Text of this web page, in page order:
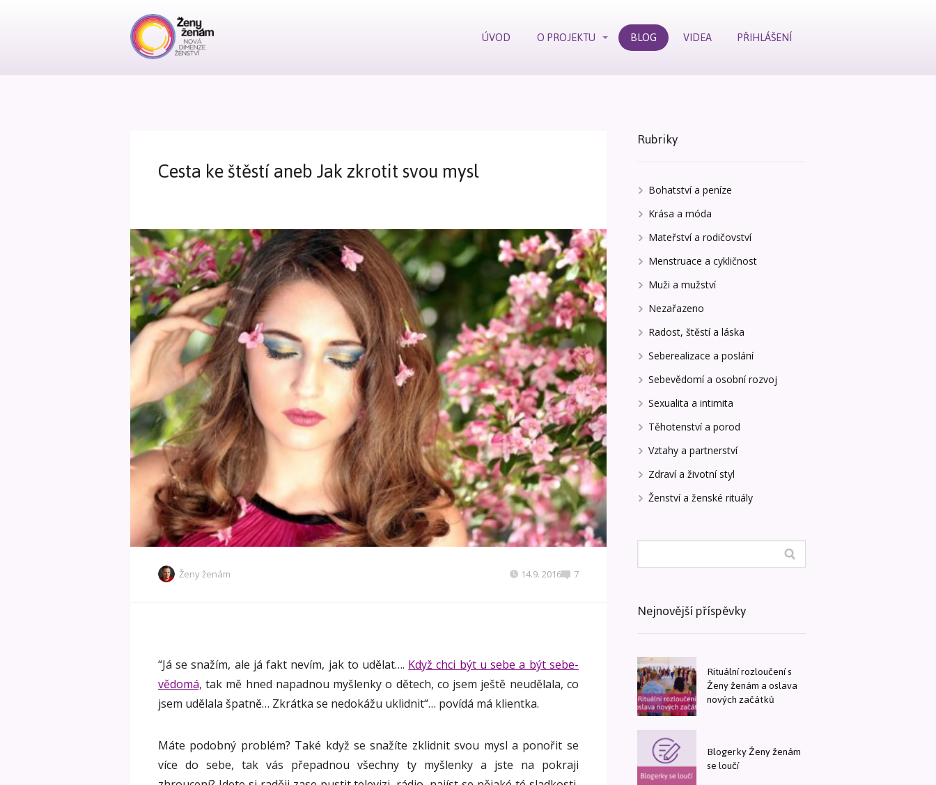
ÚVOD O PROJEKTU BLOG VIDEA PŘIHLÁŠENÍ
Cesta ke štěstí aneb Jak zkrotit svou mysl
Ženy ženám 14.9. 2016 7
“Já se snažím, ale já fakt nevím, jak to udělat…. Když chci být u sebe a být sebe-
vědomá, tak mě hned napadnou myšlenky o dětech, co jsem ještě neudělala, co
jsem udělala špatně… Zkrátka se nedokážu uklidnit“… povídá má klientka.
Máte podobný problém? Také když se snažíte zklidnit svou mysl a ponořit se
více do sebe, tak vás přepadnou všechny ty myšlenky a jste na pokraji
Rubriky
Bohatství a peníze
Krása a móda
Mateřství a rodičovství
Menstruace a cykličnost
Muži a mužství
Nezařazeno
Radost, štěstí a láska
Seberealizace a poslání
Sebevědomí a osobní rozvoj
Sexualita a intimita
Těhotenství a porod
Vztahy a partnerství
Zdraví a životní styl
Ženství a ženské rituály
Nejnovější příspěvky
Rituální rozloučení s
Ženy ženám a oslava
nových začátků
Blogerky Ženy ženám
se loučí